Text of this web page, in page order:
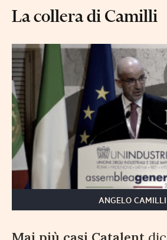
La collera di Camilli
ANGELO CAMILLI